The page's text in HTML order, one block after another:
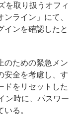
を取り扱うオフィ
ライン」にて、
インを確認したと
のための緊急メン
安全を考慮し、す
ドをリセットした
ン時に、パスワー
る。